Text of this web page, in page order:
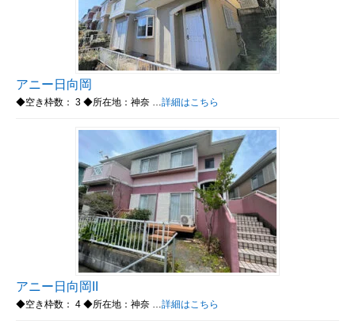
アニー日向岡
◆空き枠数： 3 ◆所在地：神奈 …詳細はこちら
アニー日向岡II
◆空き枠数： 4 ◆所在地：神奈 …詳細はこちら